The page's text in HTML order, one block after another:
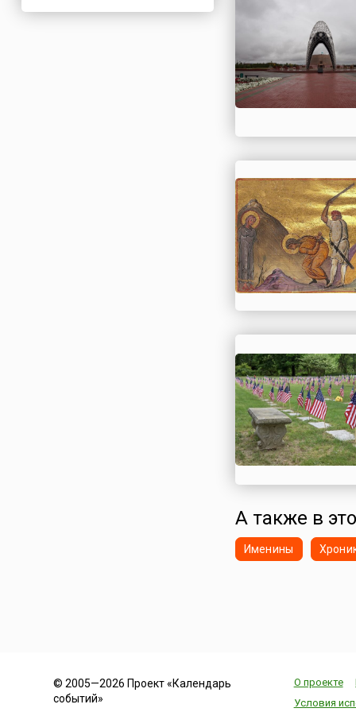
Швейцария
Швеция
А также в
Именины
© 2005—2026 Проект «Календарь
событий»
О проекте
Условия